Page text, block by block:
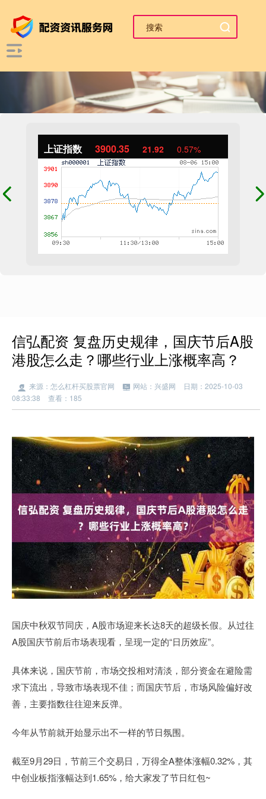
上证指数 3900.35 21.92 0.57%
信弘配资 复盘历史规律，国庆节后A股
港股怎么走？哪些行业上涨概率高？
来源：怎么杠杆买股票官网 网站：兴盛网
日期：2025-10-03
08:33:38
查看：185
国庆中秋双节同庆，A股市场迎来长达8天的超级长假。从过往
A股国庆节前后市场表现看，呈现一定的“日历效应”。
具体来说，国庆节前，市场交投相对清淡，部分资金在避险需
求下流出，导致市场表现不佳；而国庆节后，市场风险偏好改
善，主要指数往往迎来反弹。
今年从节前就开始显示出不一样的节日氛围。
截至9月29日，节前三个交易日，万得全A整体涨幅0.32%，其
中创业板指涨幅达到1.65%，给大家发了节日红包~